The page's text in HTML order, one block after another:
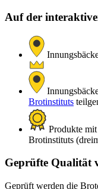
Auf der
Brotinstituts
Produkte
Brotinstituts
Geprüfte Qualität
Geprüft werden die